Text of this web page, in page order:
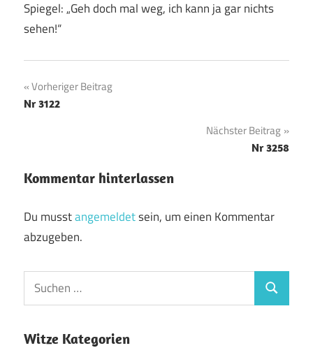
Spiegel: „Geh doch mal weg, ich kann ja gar nichts
sehen!“
Beitragsnavigation
Vorheriger Beitrag
Nr 3122
Nächster Beitrag
Nr 3258
Kommentar hinterlassen
Du musstangemeldetsein, um einen Kommentar
abzugeben.
Witze Kategorien